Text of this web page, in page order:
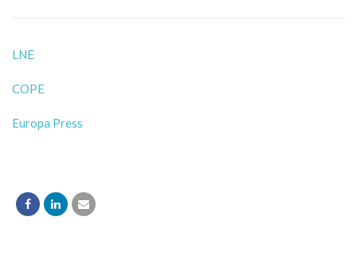
LNE
COPE
Europa Press